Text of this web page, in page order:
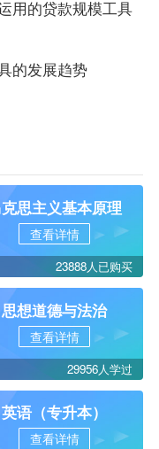
的贷款规模工具
的发展趋势
思主义基本原理
查看详情
23888人已购买
思想道德与法治
查看详情
29956人学过
英语（专升本）
查看详情